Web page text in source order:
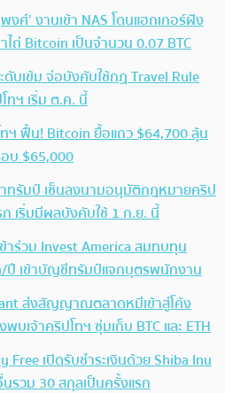
พงศ์’ งานเข้า NAS โดนแฮกเกอร์ฝัง
ไถ่ Bitcoin เป็นจำนวน 0.07 BTC
ดับเข้ม จ่อบังคับใช้กฏ Travel Rule
ทฯ เริ่ม ต.ค. นี้
ฯ ฟื้น! Bitcoin ยื้อแถว $64,700 ลุ้น
บ $65,000
รัมป์ เซ็นลงนามอนุมัติกฎหมายคริป
เริ่มมีผลบังคับใช้ 1 ก.ย. นี้
าร่วม Invest America สมทบทุน
ปี เข้าบัญชีทรัมป์แจกบุตรพนักงาน
ส่งสัญญาณตลาดหมีเข้าสู่โค้ง
บเจ้าคริปโทฯ ซุ่มเก็บ BTC และ ETH
Free เปิดรับชำระเงินด้วย Shiba Inu
นรวม 30 สกุลเป็นครั้งแรก